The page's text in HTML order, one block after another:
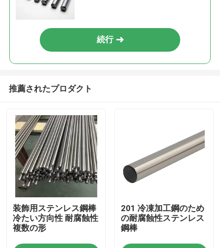
続行
推薦されたプロダクト
装飾用ステンレス鋼棒
冷たい方向性 耐腐蝕性
複数の形
201 冷凍加工鋼のため
の耐腐蝕性ステンレス
鋼棒